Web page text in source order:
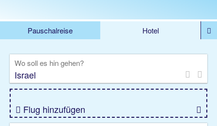
Pauschalreise
Hotel
Rundreise
Kreuzfahrt
Gruppenreise
Camper Privattransfer
Wo soll es hin gehen?
Flug hinzufügen